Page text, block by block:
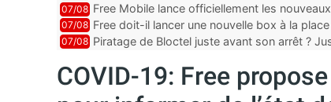
07/08 Free Mobile lance officiellement les
des promos et des cadeaux
07/08 Free doit-il lancer une nouvelle box à la
07/08 Piratage de Bloctel juste avant son arrêt ?
COVID-19: Free